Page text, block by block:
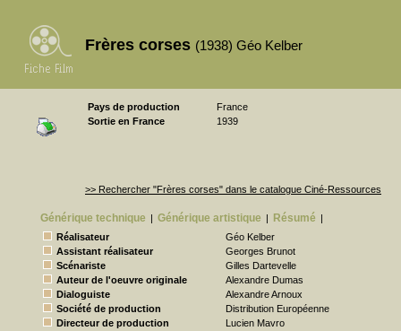
Frères corses (1938) Géo Kelber
Pays de production
France
Sortie en France
1939
>> Rechercher "Frères corses" dans le catalogue Ciné-Ressources
Générique technique | Générique artistique | Résumé |
Réalisateur
Géo Kelber
Assistant réalisateur
Georges Brunot
Scénariste
Gilles Dartevelle
Auteur de l'oeuvre originale
Alexandre Dumas
Dialoguiste
Alexandre Arnoux
Société de production
Distribution Européenne
Directeur de production
Lucien Mavro